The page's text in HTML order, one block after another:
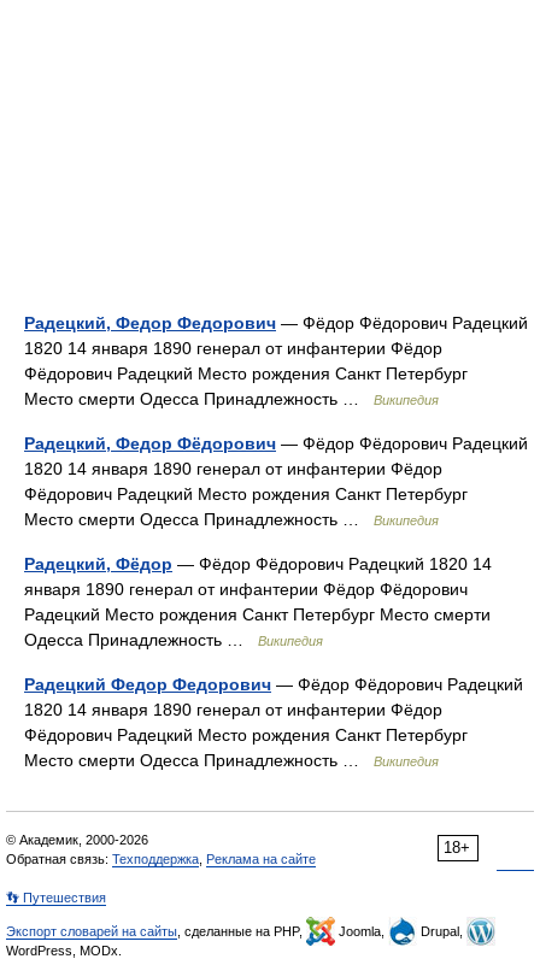
Радецкий, Федор Федорович — Фёдор Фёдорович Радецкий
1820 14 января 1890 генерал от инфантерии Фёдор
Фёдорович Радецкий Место рождения Санкт Петербург
Место смерти Одесса Принадлежность …
Википедия
Радецкий, Федор Фёдорович — Фёдор Фёдорович Радецкий
1820 14 января 1890 генерал от инфантерии Фёдор
Фёдорович Радецкий Место рождения Санкт Петербург
Место смерти Одесса Принадлежность …
Википедия
Радецкий, Фёдор — Фёдор Фёдорович Радецкий 1820 14
января 1890 генерал от инфантерии Фёдор Фёдорович
Радецкий Место рождения Санкт Петербург Место смерти
Одесса Принадлежность …
Википедия
Радецкий Федор Федорович — Фёдор Фёдорович Радецкий
1820 14 января 1890 генерал от инфантерии Фёдор
Фёдорович Радецкий Место рождения Санкт Петербург
Место смерти Одесса Принадлежность …
Википедия
18+
© Академик, 2000-2026
Обратная связь: Техподдержка Реклама на сайте
👣 Путешествия
Экспорт словарей на сайты , сделанные на PHP, Joomla,
Drupal,
WordPress, MODx.